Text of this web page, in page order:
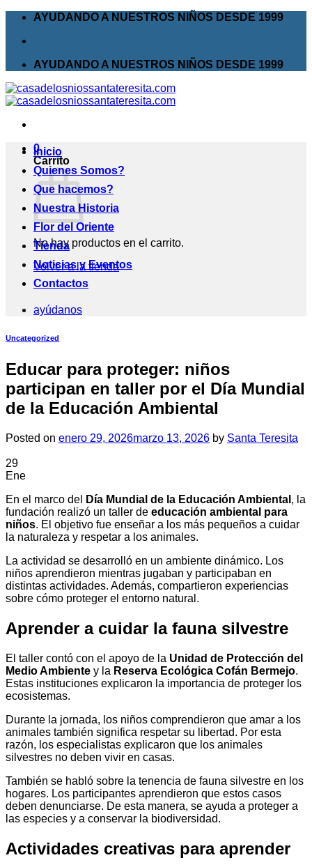
Saltar
contenido
AYUDANDO A NUESTROS NIÑOS DESDE 1999
AYUDANDO A NUESTROS NIÑOS DESDE 1999
0
Carrito
No hay productos en el carrito.
Volver a la tienda
Inicio
Quienes Somos?
Que hacemos?
Nuestra Historia
Flor del Oriente
Tienda
Noticias y Eventos
Contactos
ayúdanos
Uncategorized
Educar para proteger: niños
participan en taller por el Día Mundial
de la Educación Ambiental
Posted on enero 29, 2026marzo 13, 2026 by Santa Teresita
29
Ene
En el marco del
Día Mundial de la Educación Ambiental , la
fundación realizó un taller de educación ambiental para
niños. El objetivo fue enseñar a los más pequeños a cuidar
la naturaleza y respetar a los animales.
La actividad se desarrolló en un ambiente dinámico. Los
niños aprendieron mientras jugaban y participaban en
distintas actividades. Además, compartieron experiencias
sobre cómo proteger el entorno natural.
Aprender a cuidar la fauna silvestre
El taller contó con el apoyo de la Unidad de Protección del
Medio Ambiente y la Reserva Ecológica Cofán Bermejo.
Estas instituciones explicaron la importancia de proteger los
ecosistemas.
Durante la jornada, los niños comprendieron que amar a los
animales también significa respetar su libertad. Por esta
razón, los especialistas explicaron que los animales
silvestres no deben vivir en casas.
También se habló sobre la tenencia de fauna silvestre en los
hogares. Los participantes aprendieron que estos casos
deben denunciarse. De esta manera, se ayuda a proteger a
las especies y a conservar la biodiversidad.
Actividades creativas para aprender